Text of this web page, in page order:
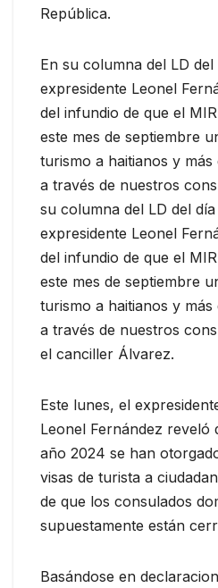
República.
En su columna del LD
expresidente Leonel
del infundio de que el
este mes de septiembre
turismo a haitianos y
a través de nuestros
su columna del LD del
expresidente Leonel
del infundio de que el
este mes de septiembre
turismo a haitianos y
a través de nuestros
el canciller Álvarez.
Este lunes, el
Leonel Fernández reveló
año 2024 se han
visas de turista a
de que los consulados
supuestamente están
Basándose en